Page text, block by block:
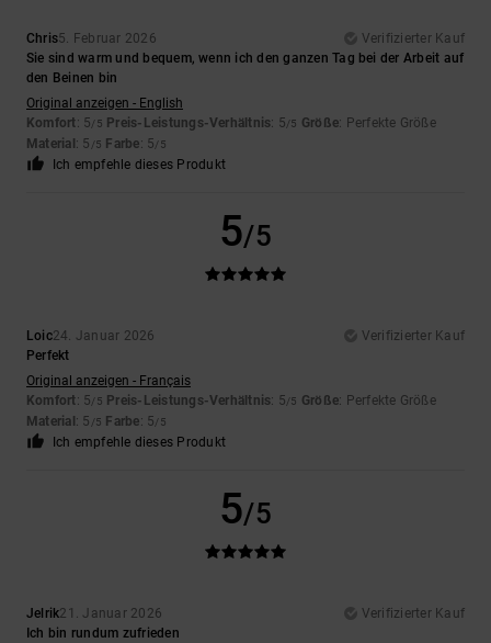
Chris5. Februar 2026
Verifizierter Kauf
Sie sind warm und bequem, wenn ich den ganzen Tag bei der Arbeit auf
den Beinen bin
Original anzeigen - English
Komfort: 5/5 Preis-Leistungs-Verhältnis: 5/5 Größe: Perfekte Größe
Material : 5 /5 Farbe: 5/5
Ich empfehle dieses Produkt
5/5
Loic24. Januar 2026
Verifizierter Kauf
Perfekt
Original anzeigen - Français
Komfort: 5/5 Preis-Leistungs-Verhältnis: 5/5 Größe: Perfekte Größe
Material : 5 /5 Farbe: 5/5
Ich empfehle dieses Produkt
5/5
Jelrik21. Januar 2026
Verifizierter Kauf
Ich bin rundum zufrieden